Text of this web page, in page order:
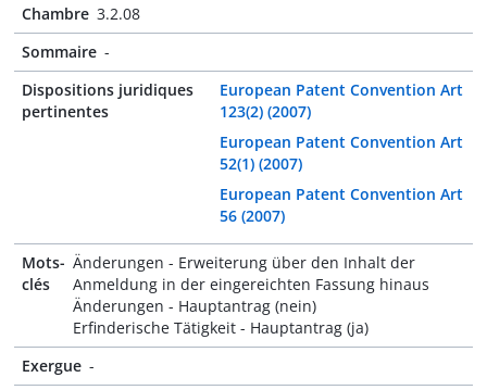
Chambre 3.2.08
Sommaire -
Dispositions juridiques
pertinentes
European Patent Convention Art
123(2) (2007)
European Patent Convention Art
52(1) (2007)
European Patent Convention Art
56 (2007)
Mots-
clés
Änderungen - Erweiterung über den Inhalt der
Anmeldung in der eingereichten Fassung hinaus
Änderungen - Hauptantrag (nein)
Erfinderische Tätigkeit - Hauptantrag (ja)
Exergue -